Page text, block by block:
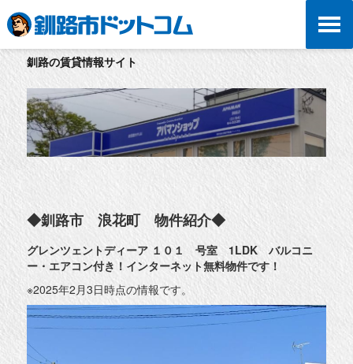
釧路の賃貸情報サイト
◆釧路市 浪花町 物件紹介◆
グレンツェントディーア １０１ 号室 1LDK バルコニ
ー・エアコン付き！インターネット無料物件です！
※2025年2月3日時点の情報です。